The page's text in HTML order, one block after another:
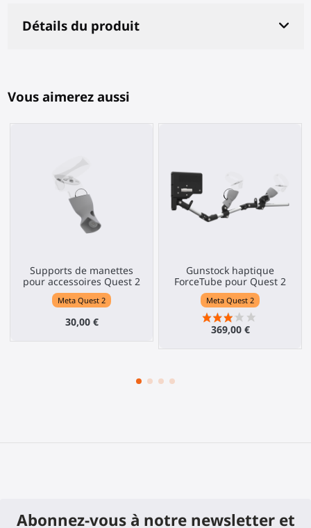
Détails du produit
Vous aimerez aussi
Supports de manettes
pour accessoires Quest 2
Meta Quest 2
30,00 €
Gunstock haptique
ForceTube pour Quest 2
Meta Quest 2
369,00 €
Abonnez-vous à notre newsletter et